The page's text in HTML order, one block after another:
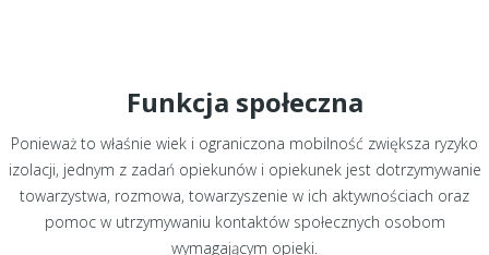
Funkcja społeczna
Ponieważ to właśnie wiek i ograniczona mobilność zwiększa ryzyko
izolacji, jednym z zadań opiekunów i opiekunek jest dotrzymywanie
towarzystwa, rozmowa, towarzyszenie w ich aktywnościach oraz
pomoc w utrzymywaniu kontaktów społecznych osobom
wymagającym opieki.